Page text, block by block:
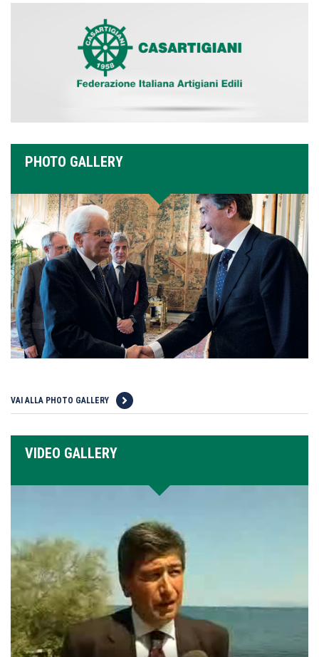
PHOTO GALLERY
VAI ALLA PHOTO GALLERY
VIDEO GALLERY